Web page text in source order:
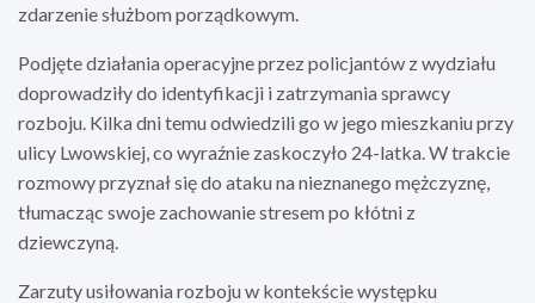
zdarzenie służbom porządkowym.
Podjęte działania operacyjne przez policjantów z wydziału
doprowadziły do identyfikacji i zatrzymania sprawcy
rozboju. Kilka dni temu odwiedzili go w jego mieszkaniu przy
ulicy Lwowskiej, co wyraźnie zaskoczyło 24-latka. W trakcie
rozmowy przyznał się do ataku na nieznanego mężczyznę,
tłumacząc swoje zachowanie stresem po kłótni z
dziewczyną.
Zarzuty usiłowania rozboju w kontekście występku